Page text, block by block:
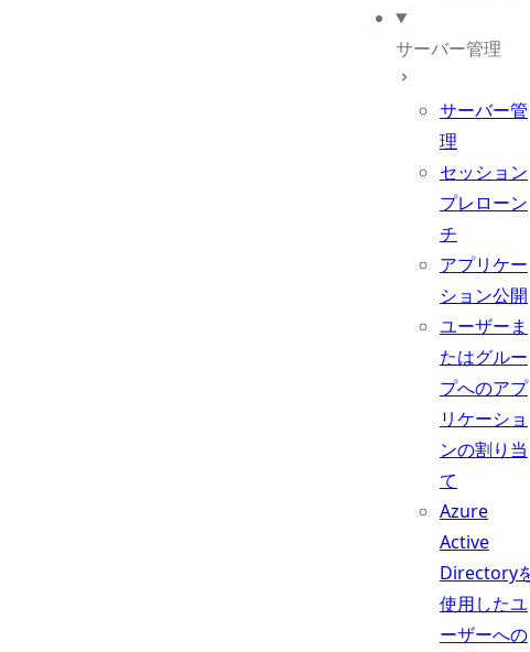
サーバー管理
サーバー管
理
セッション
プレローン
チ
アプリケー
ション公開
ユーザーま
たはグルー
プへのアプ
リケーショ
ンの割り当
て
Azure
Active
Directory
使用したユ
ーザーへの